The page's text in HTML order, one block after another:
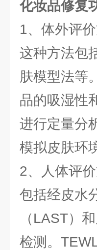
化妆品修复
1、体外评
这种方法包
肤模型法等
品的吸湿性
进行定量分
模拟皮肤环
2、人体评
包括经皮水
（LAST）
检测。